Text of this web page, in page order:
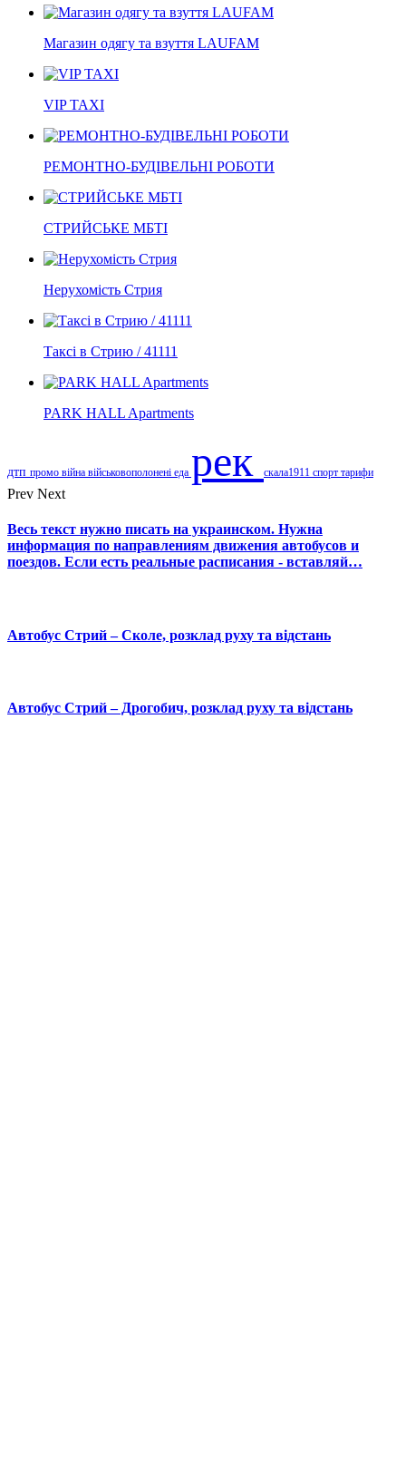
Магазин одягу та взуття LAUFAM
VIP TAXI
РЕМОНТНО-БУДІВЕЛЬНІ РОБОТИ
СТРИЙСЬКЕ МБТІ
Нерухомість Стрия
Таксі в Стрию / 41111
PARK HALL Apartments
дтп промо війна військовополонені еда рек скала1911 спорт тарифи
Prev Next
Весь текст нужно писать на украинском. Нужна
информация по направлениям движения автобусов и
поездов. Если есть реальные расписания - вставляй…
Автобус Стрий – Сколе, розклад руху та відстань
Автобус Стрий – Дрогобич, розклад руху та відстань